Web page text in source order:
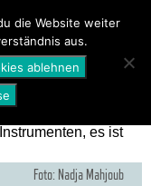
NEWS
Foto: Nadja Mahjoub
die Website weiter
aus.
ablehnen